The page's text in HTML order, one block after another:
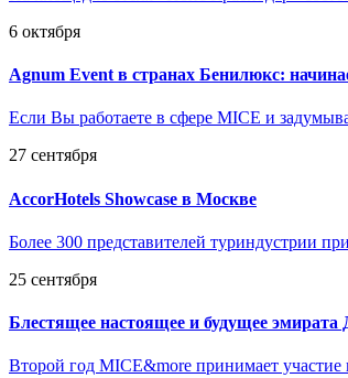
6 октября
Agnum Event в странах Бенилюкс:
Если Вы работаете в сфере MICE и
27 сентября
AccorHotels Showcase в Москве
Более 300 представителей туриндустрии
25 сентября
Блестящее настоящее и будущее эмирата
Второй год MICE&more принимает